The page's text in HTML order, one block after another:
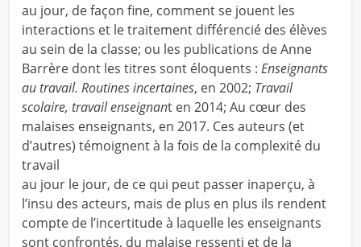
au jour, de façon fine, comment se jouent les
interactions et le traitement différencié des élèves
au sein de la classe; ou les publications de Anne
Barrère dont les titres sont éloquents : Enseignants
au travail. Routines incertaines, en 2002; Travail
scolaire, travail enseignant en 2014; Au cœur des
malaises enseignants, en 2017. Ces auteurs (et
d’autres) témoignent à la fois de la complexité du
travail
au jour le jour, de ce qui peut passer inaperçu, à
l’insu des acteurs, mais de plus en plus ils rendent
compte de l’incertitude à laquelle les enseignants
sont confrontés, du malaise ressenti et de la